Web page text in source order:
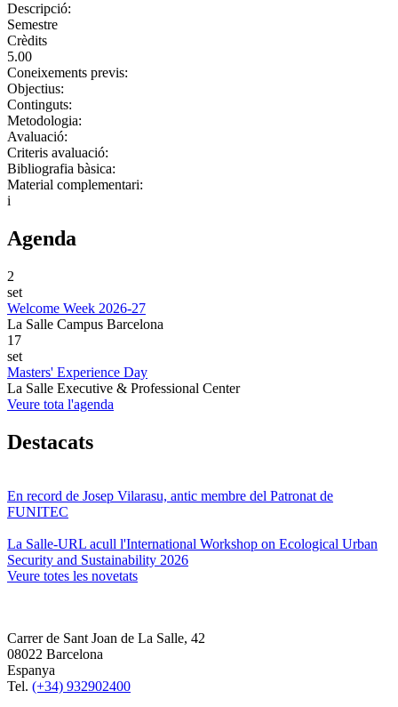
Descripció:
Semestre
Crèdits
5.00
Coneixements previs:
Objectius:
Continguts:
Metodologia:
Avaluació:
Criteris avaluació:
Bibliografia bàsica:
Material complementari:
i
Agenda
2
set
Welcome Week 2026-27
La Salle Campus Barcelona
17
set
Masters' Experience Day
La Salle Executive & Professional Center
Veure tota l'agenda
Destacats
En record de Josep Vilarasu, antic membre del Patronat de
FUNITEC
La Salle-URL acull l'International Workshop on Ecological Urban
Security and Sustainability 2026
Veure totes les novetats
Carrer de Sant Joan de La Salle, 42
08022 Barcelona
Espanya
Tel. (+34) 932902400